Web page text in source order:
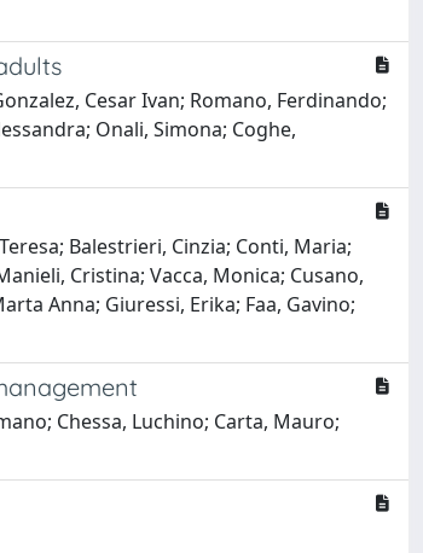
Cesar Ivan; Romano, Ferdinando;
Onali, Simona; Coghe,
Balestrieri, Cinzia; Conti, Maria;
Cristina; Vacca, Monica; Cusano,
Anna; Giuressi, Erika; Faa, Gavino;
Chessa, Luchino; Carta, Mauro;